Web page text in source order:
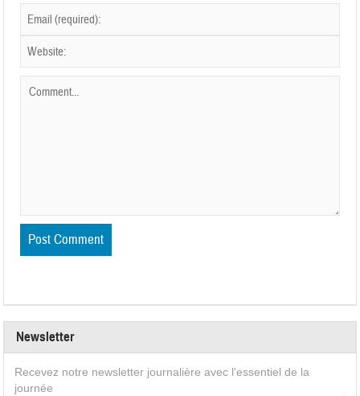
Newsletter
Recevez notre newsletter journalière avec l'essentiel de la
journée